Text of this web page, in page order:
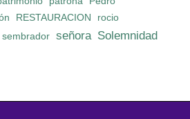
RESTAURACION rocio
sembrador señora Solemnidad